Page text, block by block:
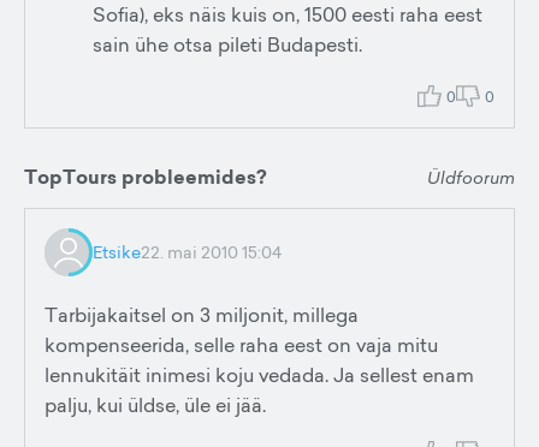
Sofia), eks näis kuis on, 1500 eesti raha eest
sain ühe otsa pileti Budapesti.
0 0
TopTours probleemides? Üldfoorum
Etsike22. mai 2010 15:04
Tarbijakaitsel on 3 miljonit, millega
kompenseerida, selle raha eest on vaja mitu
lennukitäit inimesi koju vedada. Ja sellest enam
palju, kui üldse, üle ei jää.